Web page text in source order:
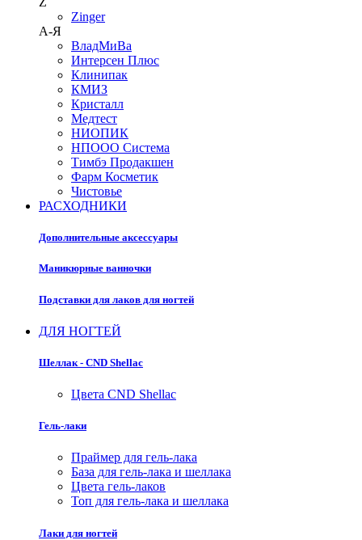
Zinger
А-Я
ВладМиВа
Интерсен Плюс
Клинипак
КМИЗ
Кристалл
Медтест
НИОПИК
НПООО Система
Тимбэ Продакшен
Фарм Косметик
Чистовье
РАСХОДНИКИ
Дополнительные аксессуары
Маникюрные ванночки
Подставки для лаков для ногтей
ДЛЯ НОГТЕЙ
Шеллак - CND Shellac
Цвета CND Shellac
Гель-лаки
Праймер для гель-лака
База для гель-лака и шеллака
Цвета гель-лаков
Топ для гель-лака и шеллака
Лаки для ногтей